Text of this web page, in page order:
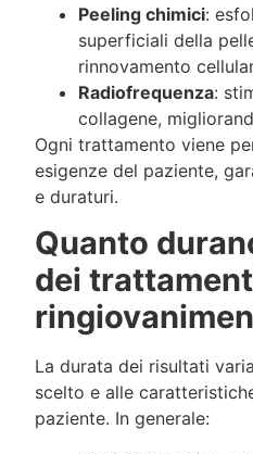
Peeling chimici:
superficiali della
rinnovamento
Radiofrequenza:
collagene,
Ogni trattamento viene
esigenze del paziente,
e duraturi.
Quanto
dei
La durata dei risultati
scelto e alle
paziente. In generale: